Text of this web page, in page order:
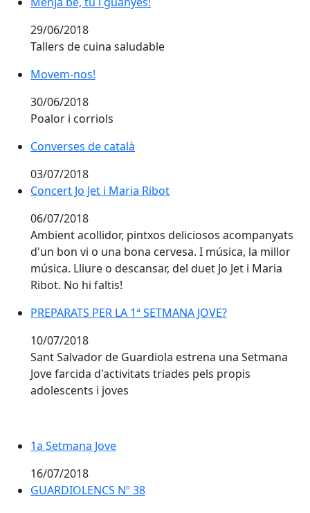
29/06/2018
Tallers de cuina saludable
Movem-nos!
Movem-nos!
30/06/2018
Poalor i corriols
Converses de català
Converses de català
03/07/2018
Concert Jo Jet i Maria Ribot
Concert Jo Jet i Maria Ribot
06/07/2018
Ambient acollidor, pintxos deliciosos acompanyats
d'un bon vi o una bona cervesa. I música, la millor
música. Lliure o descansar, del duet Jo Jet i Maria
Ribot. No hi faltis!
PREPARATS PER LA 1ª SETMANA JOVE?
PREPARATS PER LA 1ª SETMANA JOVE?
10/07/2018
Sant Salvador de Guardiola estrena una Setmana
Jove farcida d'activitats triades pels propis
adolescents i joves
1a Setmana Jove
16/07/2018
GUARDIOLENCS Nº 38
GUARDIOLENCS Nº 38